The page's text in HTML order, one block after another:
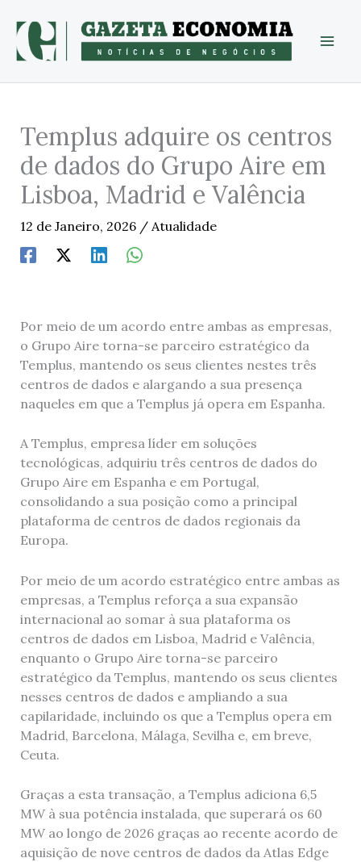
content
Templus adquire os centros
de dados do Grupo Aire em
Lisboa, Madrid e Valência
12 de Janeiro, 2026 / Atualidade
Por meio de um acordo entre ambas as empresas,
o Grupo Aire torna-se parceiro estratégico da
Templus, mantendo os seus clientes nestes três
centros de dados e alargando a sua presença
naqueles em que a Templus já opera em Espanha.
A Templus, empresa líder em soluções
tecnológicas, adquiriu três centros de dados do
Grupo Aire em Espanha e em Portugal,
consolidando a sua posição como a principal
plataforma de centros de dados regionais da
Europa.
Por meio de um acordo estratégico entre ambas as
empresas, a Templus reforça a sua expansão
internacional ao somar à sua plataforma os
centros de dados em Lisboa, Madrid e Valência,
enquanto o Grupo Aire torna-se parceiro
estratégico da Templus, mantendo os seus clientes
nesses centros de dados e ampliando a sua
capilaridade, incluindo os que a Templus opera em
Madrid, Barcelona, Málaga, Sevilha e, em breve,
Ceuta.
Graças a esta transação, a Templus adiciona 6,5
MW à sua potência instalada, que superará os 60
MW ao longo de 2026 graças ao recente acordo de
aquisição de nove centros de dados da Atlas Edge